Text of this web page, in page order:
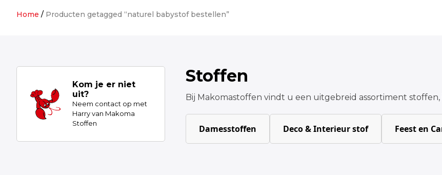
Home / Producten getagged “naturel babystof bestellen”
Kom je er niet
uit?
Neem contact op met
Harry van Makoma
Stoffen
Stoffen
Bij Makomastoffen vindt u een uitgebreid assortiment
Damesstoffen Deco & Interieur stof Feest en